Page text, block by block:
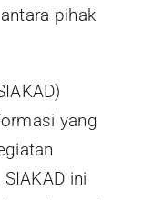
pihak
yang
ini